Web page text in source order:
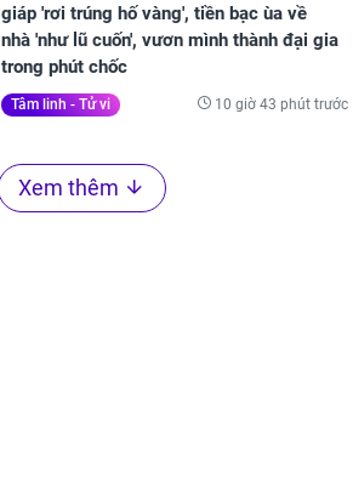
giáp 'rơi trúng hố vàng', tiền bạc ùa về
nhà 'như lũ cuốn', vươn mình thành đại gia
trong phút chốc
Tâm linh - Tử vi 10 giờ 43 phút trước
Xem thêm